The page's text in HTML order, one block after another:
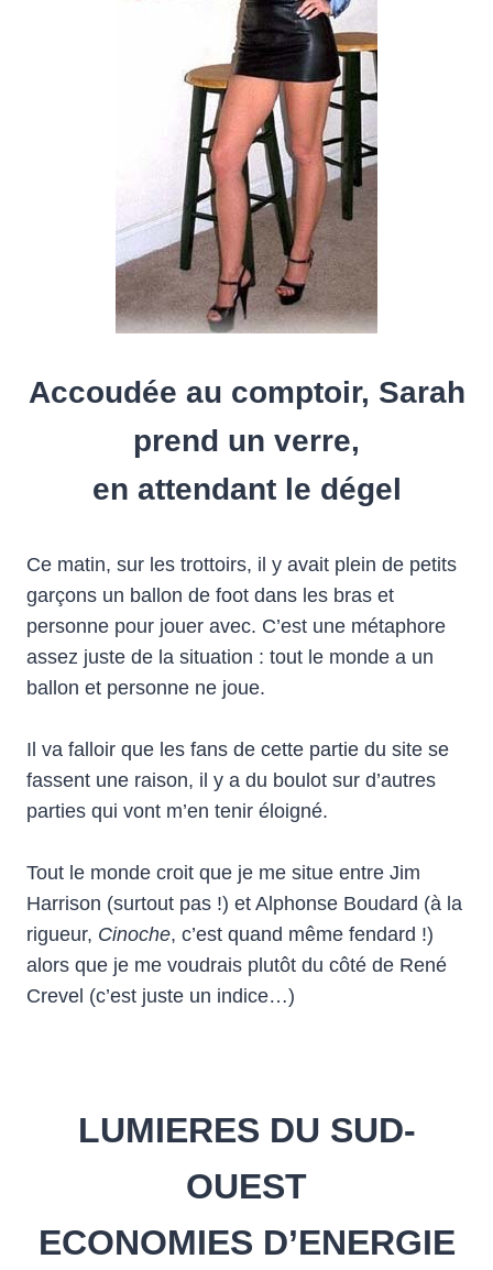
Accoudée au comptoir, Sarah
prend un verre,
en attendant le dégel
Ce matin, sur les trottoirs, il y avait plein de petits
garçons un ballon de foot dans les bras et
personne pour jouer avec. C’est une métaphore
assez juste de la situation : tout le monde a un
ballon et personne ne joue.
Il va falloir que les fans de cette partie du site se
fassent une raison, il y a du boulot sur d’autres
parties qui vont m’en tenir éloigné.
Tout le monde croit que je me situe entre Jim
Harrison (surtout pas !) et Alphonse Boudard (à la
rigueur, Cinoche, c’est quand même fendard !)
alors que je me voudrais plutôt du côté de René
Crevel (c’est juste un indice…)
LUMIERES DU SUD-
OUEST
ECONOMIES D’ENERGIE